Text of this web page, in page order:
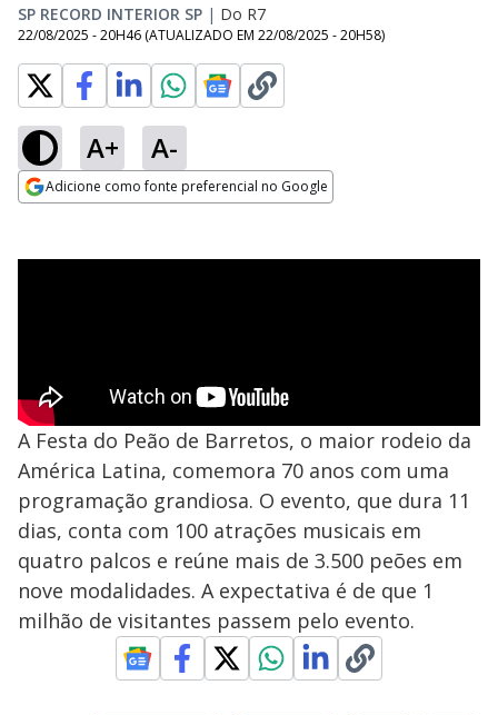
SP RECORD INTERIOR SP | Do R7
22/08/2025 - 20H46 (ATUALIZADO EM 22/08/2025 - 20H58)
A+ A-
Adicione como fonte preferencial no Google
A Festa do Peão de Barretos, o maior rodeio da
América Latina, comemora 70 anos com uma
programação grandiosa. O evento, que dura 11
dias, conta com 100 atrações musicais em
quatro palcos e reúne mais de 3.500 peões em
nove modalidades. A expectativa é de que 1
milhão de visitantes passem pelo evento.